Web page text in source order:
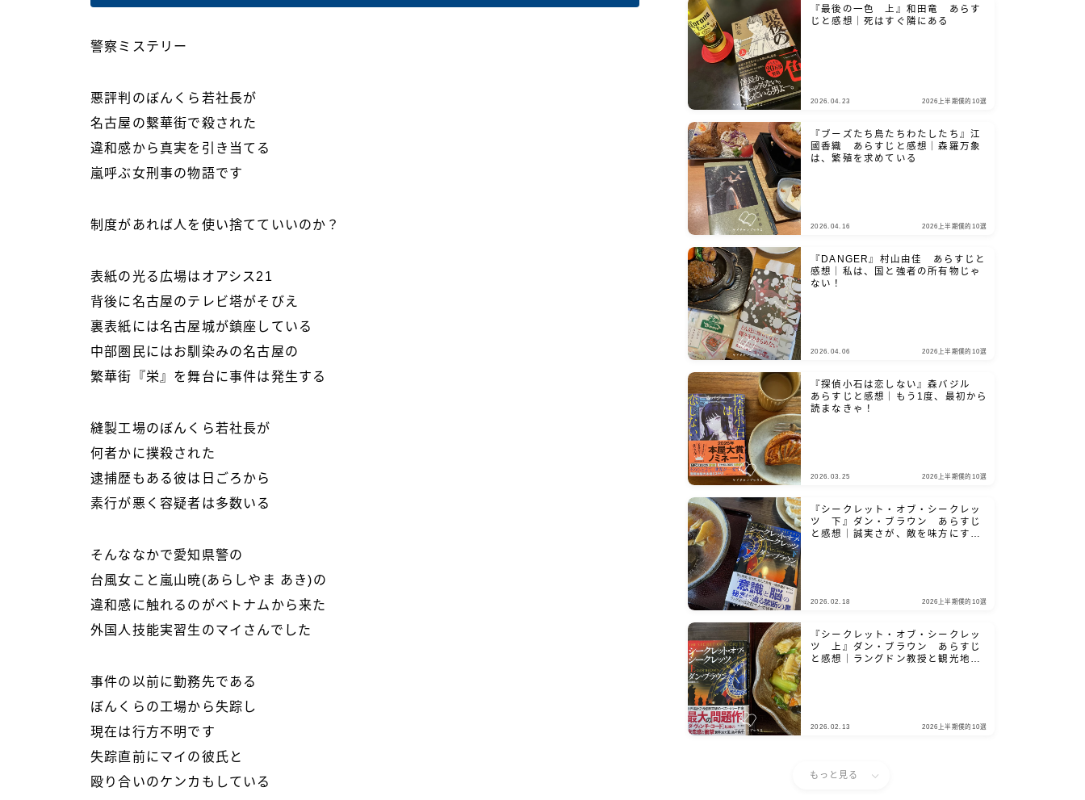
警察ミステリー
悪評判のぼんくら若社長が
名古屋の繫華街で殺された
違和感から真実を引き当てる
嵐呼ぶ女刑事の物語です
制度があれば人を使い捨てていいのか？
表紙の光る広場はオアシス21
背後に名古屋のテレビ塔がそびえ
裏表紙には名古屋城が鎮座している
中部圏民にはお馴染みの名古屋の
繁華街『栄』を舞台に事件は発生する
縫製工場のぼんくら若社長が
何者かに撲殺された
逮捕歴もある彼は日ごろから
素行が悪く容疑者は多数いる
そんななかで愛知県警の
台風女こと嵐山暁(あらしやま あき)の
違和感に触れるのがベトナムから来た
外国人技能実習生のマイさんでした
事件の以前に勤務先である
ぼんくらの工場から失踪し
現在は行方不明です
失踪直前にマイの彼氏と
殴り合いのケンカもしている
『最後の一色 上』和田竜 あらす
じと感想｜死はすぐ隣にある
2026.04.23 2026上半期僕的10選
『ブーズたち鳥たちわたしたち』江
國香織 あらすじと感想｜森羅万象
は、繁殖を求めている
2026.04.16 2026上半期僕的10選
『DANGER』村山由佳 あらすじと
感想｜私は、国と強者の所有物じゃ
ない！
2026.04.06 2026上半期僕的10選
『探偵小石は恋しない』森バジル
あらすじと感想｜もう1度、最初から
読まなきゃ！
2026.03.25 2026上半期僕的10選
『シークレット・オブ・シークレッ
ツ 下』ダン・ブラウン あらすじ
と感想｜誠実さが、敵を味方にする
2026.02.18 2026上半期僕的10選
『シークレット・オブ・シークレッ
ツ 上』ダン・ブラウン あらすじ
と感想｜ラングドン教授と観光地を
2026.02.13 2026上半期僕的10選
もっと見る